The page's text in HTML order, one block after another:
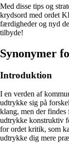
Med disse tips og
krydsord med ordet
færdigheder og nyd
tilbyde!
Synonymer
Introduktion
I en verden af
udtrykke sig på
klang, men der
udtrykke konstruktiv
for ordet kritik, som
udtrykke dig mere